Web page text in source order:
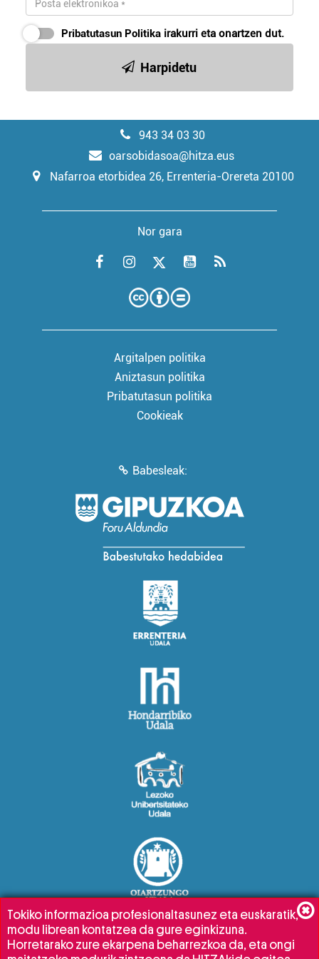
Pribatutasun Politika irakurri eta onartzen dut.
Harpidetu
943 34 03 30
oarsobidasoa@hitza.eus
Nafarroa etorbidea 26, Errenteria-Orereta 20100
Nor gara
Argitalpen politika
Aniztasun politika
Pribatutasun politika
Cookieak
Babesleak:
Tokiko informazioa profesionaltasunez eta euskaratik,
modu librean kontatzea da gure eginkizuna.
Horretarako zure ekarpena beharrezkoa da, eta ongi